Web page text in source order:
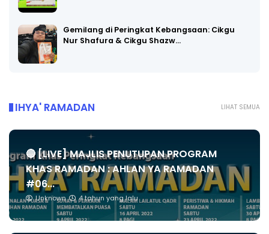
Gemilang di Peringkat Kebangsaan: Cikgu
Nur Shafura & Cikgu Shazw…
LIHAT SEMUA
IHYA' RAMADAN
🔴 [LIVE] MAJLIS PENUTUPAN PROGRAM
KHAS RAMADAN : AHLAN YA RAMADAN
#06...
Unknown 4 tahun yang lalu